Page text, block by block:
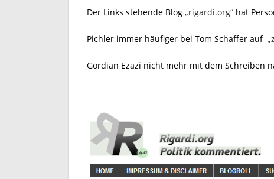
Der Links stehende Blog „rigardi.org“ hat
Pichler immer häufiger bei Tom Schaffer auf
Gordian Ezazi nicht mehr mit dem Schreiben